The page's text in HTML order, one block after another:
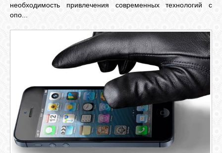
необходимость привлечения современных технологий с
опо...